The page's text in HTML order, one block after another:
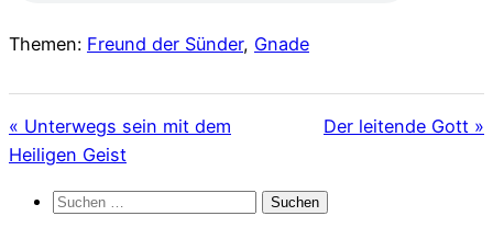
Themen: Freund der Sünder, Gnade
« Unterwegs sein mit dem
Heiligen Geist
Der leitende Gott »
Suchen